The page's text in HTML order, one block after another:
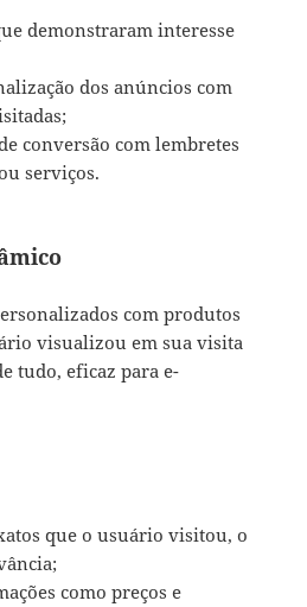
demonstraram interesse
dos anúncios com
conversão com lembretes
serviços.
com produtos
visualizou em sua visita
tudo, eficaz para e-
que o usuário visitou, o
como preços e